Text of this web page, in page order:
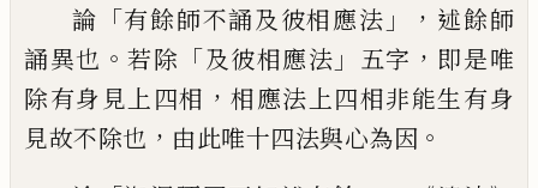
論 「有餘師不誦及彼相應法 」， 述餘師
誦異也 。若除 「及彼相應法 」 五字 ， 即是唯
除有身見 上四相 ，相應法上四相非能生有身
見故不除也 ， 由此唯十四法與心為因 。